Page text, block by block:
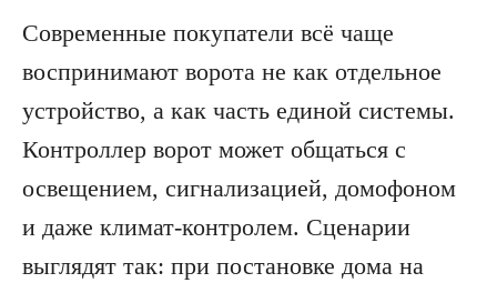
Современные покупатели всё чаще
воспринимают ворота не как отдельное
устройство, а как часть единой системы.
Контроллер ворот может общаться с
освещением, сигнализацией, домофоном
и даже климат-контролем. Сценарии
выглядят так: при постановке дома на